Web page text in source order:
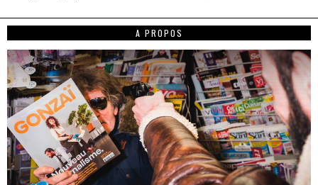
A PROPOS